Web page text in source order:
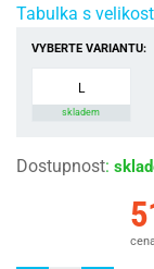
Tabulka s
VYBERTE VARIANTU:
L
skladem
Dostupnost: